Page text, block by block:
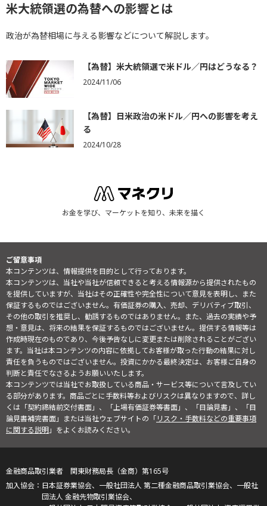
米大統領選の為替への影響とは
政治が為替相場に与える影響などについて解説します。
【為替】米大統領選で米ドル／円はどうなる？
2024/11/06
【為替】日米政治の米ドル／円への影響を考え
る
2024/10/28
お金を学び、マーケットを知り、未来を描く
ご留意事項
本コンテンツは、情報提供を目的として行っております。
本コンテンツは、当社や当社が信頼できると考える情報源から提供されたもの
を提供していますが、当社はその正確性や完全性について意見を表明し、また
保証するものではございません。有価証券の購入、売却、デリバティブ取引、
その他の取引を推奨し、勧誘するものではありません。また、過去の実績や予
想・意見は、将来の結果を保証するものではございません。提供する情報等は
作成時現在のものであり、今後予告なしに変更または削除されることがござい
ます。当社は本コンテンツの内容に依拠してお客様が取った行動の結果に対し
責任を負うものではございません。投資にかかる最終決定は、お客様ご自身の
判断と責任でなさるようお願いいたします。
本コンテンツでは当社でお取扱している商品・サービス等について言及してい
る部分があります。商品ごとに手数料等およびリスクは異なりますので、詳し
くは「契約締結前交付書面」、「上場有価証券等書面」、「目論見書」、「目
論見書補完書面」または当社ウェブサイトの「リスク・手数料などの重要事項
に関する説明」をよくお読みください。
金融商品取引業者 関東財務局長（金商）第165号
日本証券業協会、一般社団法人 第二種金融商品取引業協会、一般社
団法人 金融先物取引業協会、